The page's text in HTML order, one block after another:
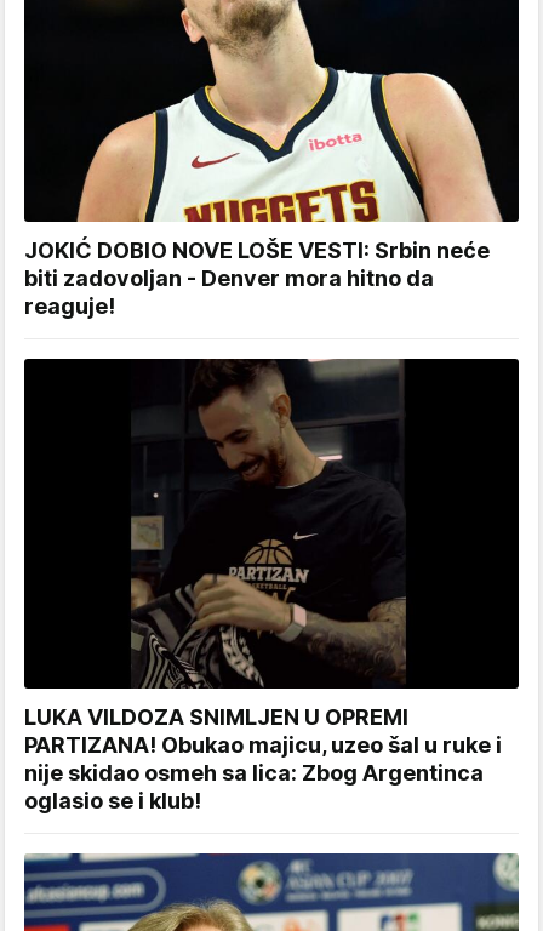
JOKIĆ DOBIO NOVE LOŠE VESTI: Srbin neće
biti zadovoljan - Denver mora hitno da
reaguje!
LUKA VILDOZA SNIMLJEN U OPREMI
PARTIZANA! Obukao majicu, uzeo šal u ruke i
nije skidao osmeh sa lica: Zbog Argentinca
oglasio se i klub!